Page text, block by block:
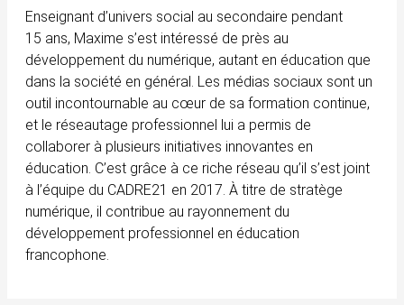
Enseignant d’univers social au secondaire pendant
15 ans, Maxime s’est intéressé de près au
développement du numérique, autant en éducation que
dans la société en général. Les médias sociaux sont un
outil incontournable au cœur de sa formation continue,
et le réseautage professionnel lui a permis de
collaborer à plusieurs initiatives innovantes en
éducation. C’est grâce à ce riche réseau qu’il s’est joint
à l’équipe du CADRE21 en 2017. À titre de stratège
numérique, il contribue au rayonnement du
développement professionnel en éducation
francophone.